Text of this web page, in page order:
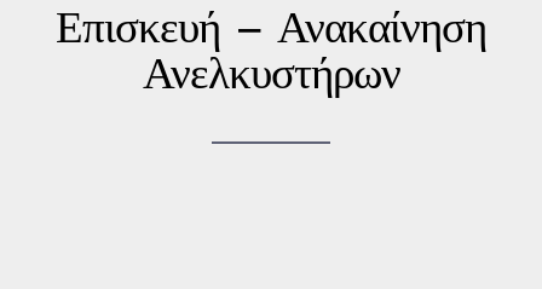
Επισκευή – Ανακαίνηση
Ανελκυστήρων